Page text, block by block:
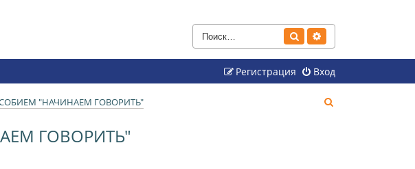
Поиск
Вход
Регистрация
"НАЧИНАЕМ ГОВОРИТЬ"
ГОВОРИТЬ"